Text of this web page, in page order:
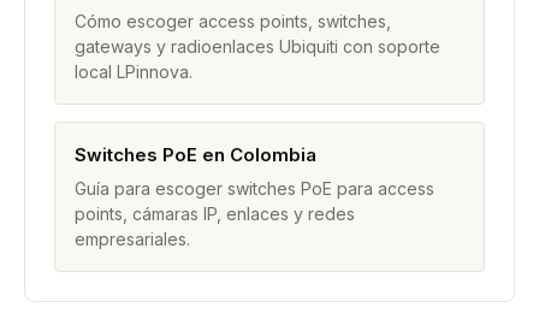
Cómo escoger access points, switches,
gateways y radioenlaces Ubiquiti con soporte
local LPinnova.
Switches PoE en Colombia
Guía para escoger switches PoE para access
points, cámaras IP, enlaces y redes
empresariales.